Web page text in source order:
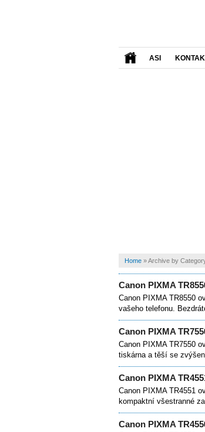
ASI
Home »Archive by
Canon PIXMA
Canon PIXMA TR8550
vašeho telefonu.
Canon PIXMA
Canon PIXMA TR7550
tiskárna a těší se
Canon PIXMA
Canon PIXMA TR4551
kompaktní všestranné
Canon PIXMA